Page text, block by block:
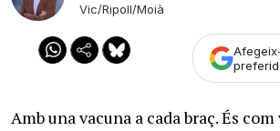
Vic/Ripoll/Moià
Amb una vacuna a cada braç. És